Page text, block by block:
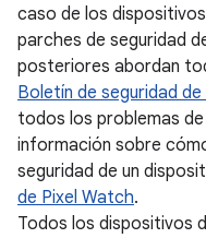
caso de los
parches de seguridad
posteriores abordan
Boletín de seguridad de
todos los problemas
información sobre
seguridad de un
de Pixel Watch.
Todos los dispositivos